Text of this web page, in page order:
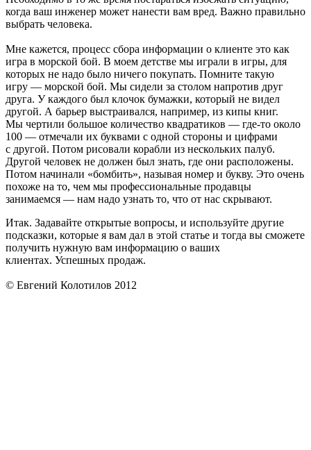
когда ваш инженер может нанести вам вред. Важно правильно
выбрать человека.
Мне кажется, процесс сбора информации о клиенте это как
игра в морской бой. В моем детстве мы играли в игры, для
которых не надо было ничего покупать. Помните такую
игру — морской бой. Мы сидели за столом напротив друг
друга. У каждого был клочок бумажки, который не видел
другой. А барьер выстраивался, например, из кипы книг.
Мы чертили большое количество квадратиков — где-то около
100 — отмечали их буквами с одной стороны и цифрами
с другой. Потом рисовали корабли из нескольких палуб.
Другой человек не должен был знать, где они расположены.
Потом начинали «бомбить», называя номер и букву. Это очень
похоже на то, чем мы профессиональные продавцы
занимаемся — нам надо узнать то, что от нас скрывают.
Итак. Задавайте открытые вопросы, и используйте другие
подсказки, которые я вам дал в этой статье и тогда вы сможете
получить нужную вам информацию о ваших
клиентах. Успешных продаж.
© Евгений Колотилов 2012